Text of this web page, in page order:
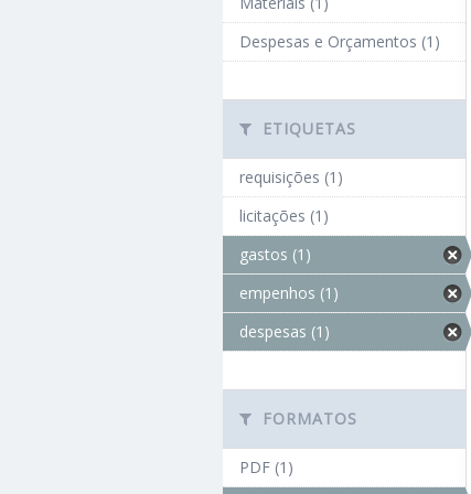
Despesas e Orçamentos (1)
ETIQUETAS
requisições (1)
licitações (1)
gastos (1)
empenhos (1)
despesas (1)
FORMATOS
PDF (1)